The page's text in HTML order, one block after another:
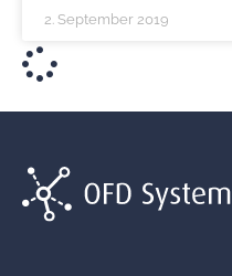
2. September 2019